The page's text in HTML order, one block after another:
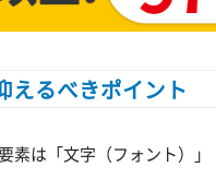
えるべきポイント
素は「文字（フォント）